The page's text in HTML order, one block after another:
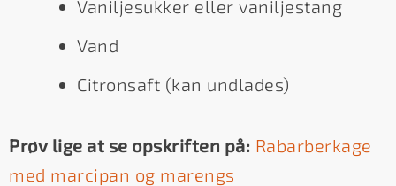
Vaniljesukker eller vaniljestang
Vand
Citronsaft (kan undlades)
Prøv lige at se opskriften på: Rabarberkage
med marcipan og marengs